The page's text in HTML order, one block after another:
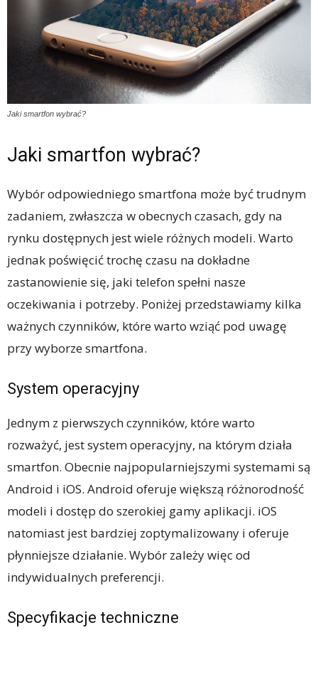
Jaki smartfon wybrać?
Jaki smartfon wybrać?
Wybór odpowiedniego smartfona może być trudnym
zadaniem, zwłaszcza w obecnych czasach, gdy na
rynku dostępnych jest wiele różnych modeli. Warto
jednak poświęcić trochę czasu na dokładne
zastanowienie się, jaki telefon spełni nasze
oczekiwania i potrzeby. Poniżej przedstawiamy kilka
ważnych czynników, które warto wziąć pod uwagę
przy wyborze smartfona.
System operacyjny
Jednym z pierwszych czynników, które warto
rozważyć, jest system operacyjny, na którym działa
smartfon. Obecnie najpopularniejszymi systemami są
Android i iOS. Android oferuje większą różnorodność
modeli i dostęp do szerokiej gamy aplikacji. iOS
natomiast jest bardziej zoptymalizowany i oferuje
płynniejsze działanie. Wybór zależy więc od
indywidualnych preferencji.
Specyfikacje techniczne